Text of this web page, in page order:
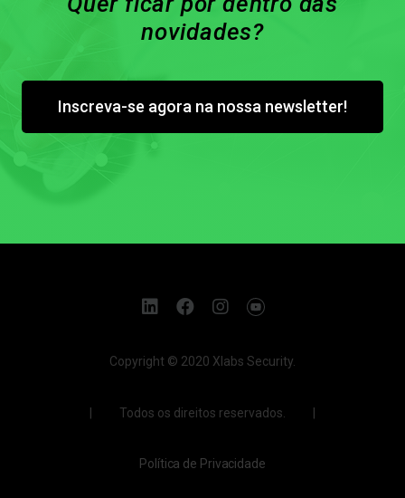
novidades?
Inscreva-se agora na nossa newsletter!
Copyright © 2020 Xlabs Security.
| Todos os direitos reservados. |
Política de Privacidade